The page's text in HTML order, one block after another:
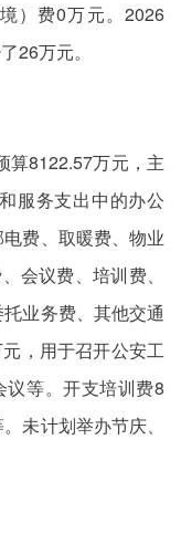
）费0万元。2026
26万元。
算8122.57万元，主
服务支出中的办公
费、取暖费、物业
会议费、培训费、
业务费、其他交通
，用于召开公安工
等。开支培训费8
未计划举办节庆、